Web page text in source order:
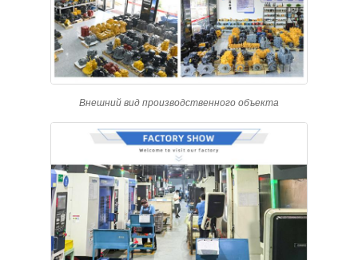
Внешний вид производственного объекта